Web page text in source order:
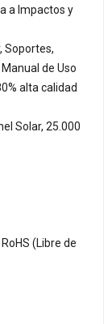
a Impactos y
Soportes,
de Uso
alta calidad
Solar, 25.000
(Libre de